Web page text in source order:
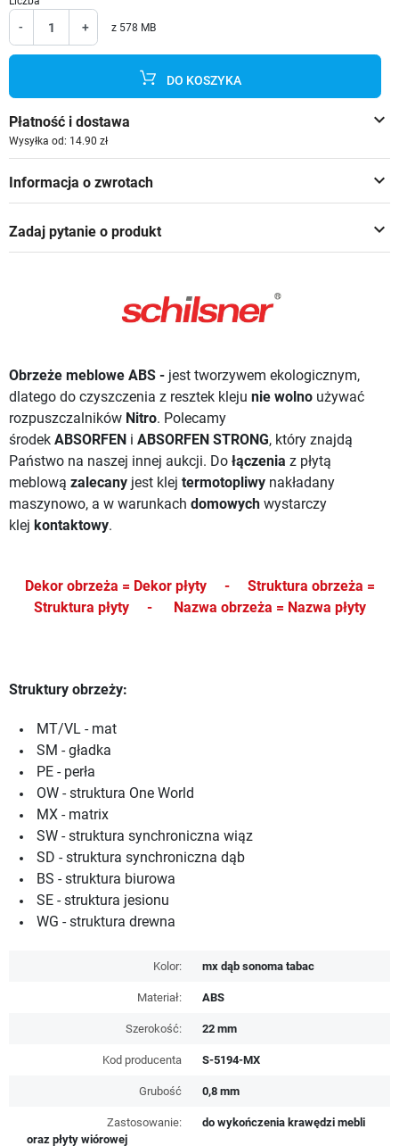
- + z 578 MB
DO KOSZYKA
keyboard_arrow_down
Płatność i dostawa
Wysyłka od: 14.90 zł
keyboard_arrow_down
Informacja o zwrotach
keyboard_arrow_down
Zadaj pytanie o produkt
Obrzeże meblowe ABS - jest tworzywem ekologicznym,
dlatego do czyszczenia z resztek kleju nie wolno używać
rozpuszczalników Nitro. Polecamy
środek ABSORFEN i ABSORFEN STRONG, który znajdą
Państwo na naszej innej aukcji. Do łączenia z płytą
meblową zalecany jest klej termotopliwy nakładany
maszynowo, a w warunkach domowych wystarczy
klej kontaktowy.
Dekor obrzeża = Dekor płyty - Struktura obrzeża =
Struktura płyty - Nazwa obrzeża = Nazwa płyty
Struktury obrzeży:
MT/VL - mat
SM - gładka
PE - perła
OW - struktura One World
MX - matrix
SW - struktura synchroniczna wiąz
SD - struktura synchroniczna dąb
BS - struktura biurowa
SE - struktura jesionu
WG - struktura drewna
Kolor: mx dąb sonoma tabac
Materiał: ABS
Szerokość: 22 mm
Kod producenta S-5194-MX
Grubość 0,8 mm
Zastosowanie:
do wykończenia krawędzi mebli
oraz płyty wiórowej